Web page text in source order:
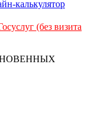
(без визита